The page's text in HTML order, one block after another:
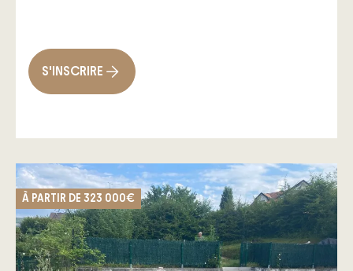
S'INSCRIRE
À PARTIR DE 323 000€